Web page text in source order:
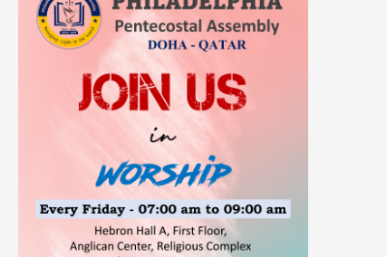
07-Aug-2026 - തേജസ് ബൈബിൾ ഗൈഡ്
പ്രകാശനം ചെയ്തു
07-Aug-2026 -
ആകാശത്ത് വെച്ച് വിമാനത്തിന്റെ
വാതിൽ തുറക്കാൻ ശ്രമിച്ച മലയാളി യുവാവ്